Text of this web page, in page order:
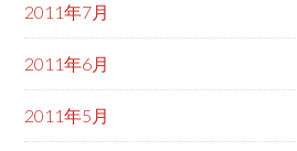
2011年7月
2011年6月
2011年5月